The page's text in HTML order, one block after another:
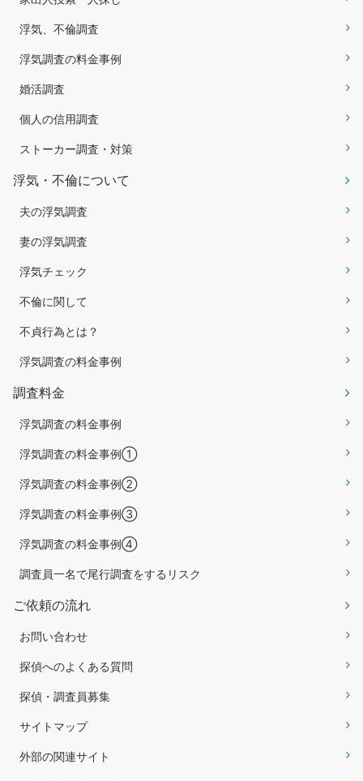
浮気、不倫調査
浮気調査の料金事例
婚活調査
個人の信用調査
ストーカー調査・対策
浮気・不倫について
夫の浮気調査
妻の浮気調査
浮気チェック
不倫に関して
不貞行為とは？
浮気調査の料金事例
調査料金
浮気調査の料金事例
浮気調査の料金事例①
浮気調査の料金事例②
浮気調査の料金事例③
浮気調査の料金事例④
調査員一名で尾行調査をするリスク
ご依頼の流れ
お問い合わせ
探偵へのよくある質問
探偵・調査員募集
サイトマップ
外部の関連サイト